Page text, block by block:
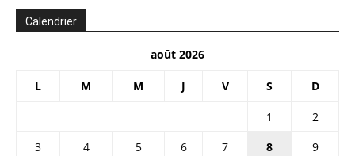
Calendrier
août 2026
L M M J V S D
1
2
3
4 5 6 7 8
9